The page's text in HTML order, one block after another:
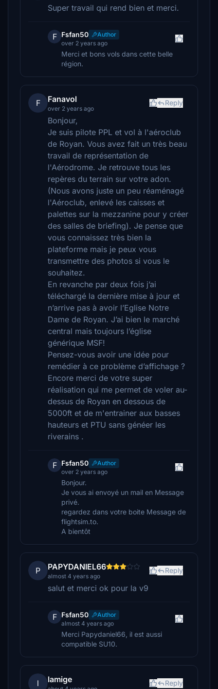
Super travail qui rend bien et merci.
F Fsfan50
Author
over 2 years ago
Merci et bons vols dans cette belle
région.
F Fanavol
over 2 years ago
Reply
Bonjour,
Je suis pilote PPL et vol à l'aéroclub
de Royan. Vous avez fait un très beau
travail de représentation de
l'Aérodrome. Je retrouve tous les
repères du terrain sur votre adon.
(Nous avons juste un peu réaménagé
l'Aéroclub, enlevé les caisses et
palettes sur la mezzanine pour y créer
des salles de briefing). Je pense que
vous connaissez très bien la
plateforme mais je peux vous
transmettre des photos si vous le
souhaitez.
En revanche par deux fois j’ai
téléchargé la dernière mise à jour et
n’arrive pas à avoir l’Eglise Notre
Dame de Royan. J’ai bien le marché
central mais toujours l’église
générique MSF!
Pensez-vous avoir une idée pour
remédier à ce problème d’affichage ?
Encore merci de votre super
réalisation qui me permet de voler au-
dessus de Royan en dessous de
5000ft et de m'entrainer aux basses
hauteurs et PTU sans généer les
riverains .
F Fsfan50
Author
over 2 years ago
Bonjour.
Je vous ai envoyé un mail en Message
privé.
regardez dans votre boite Message de
flightsim.to.
A bientôt
P PAPYDANIEL66
almost 4 years ago
Reply
salut et merci ok pour la v9
F Fsfan50
Author
almost 4 years ago
Merci Papydaniel66, il est aussi
compatible SU10.
l lamige Reply